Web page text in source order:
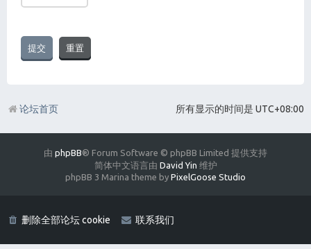
所有显示的时间是 UTC+08:00
论坛首页
由 phpBB® Forum Software © phpBB Limited 提供支持
简体中文语言由 David Yin 维护
phpBB 3 Marina theme by PixelGoose Studio
删除全部论坛 cookie 联系我们